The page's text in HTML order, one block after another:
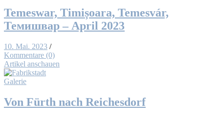
Te­mes­war, Ti­mișo­ara, Te­mes­vár,
Темишвар – April 2023
10. Mai. 2023 /
Kommentare (0)
Artikel anschauen
Galerie
Von Fürth nach Rei­ches­dorf